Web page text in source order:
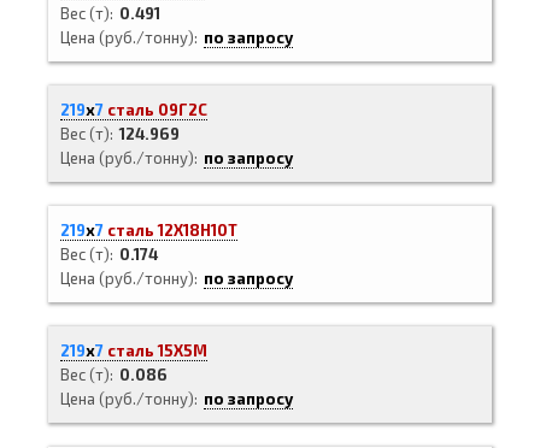
Вес (т)
0.491
Цена (руб./тонну)
по запросу
219х7 сталь 09Г2С
Вес (т) 124.969
Цена (руб./тонну)
по запросу
219х7 сталь 12Х18Н10Т
Вес (т)
0.174
Цена (руб./тонну)
по запросу
219х7 сталь 15Х5М
Вес (т)
0.086
Цена (руб./тонну)
по запросу